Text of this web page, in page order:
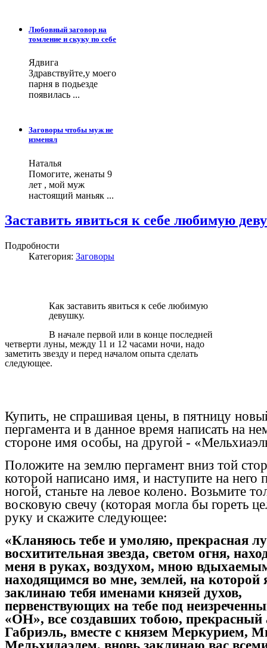
Любовный заговор на
томление и скуку по себе
Ядвига
Здравствуйте,у моего
парня в подьезде
появилась ...
Заговоры чтобы муж не
изменял
Наталья
Помогите, женаты 9
лет , мой муж
настоящий маньяк ...
Заставить явиться к себе любимую
Подробности
Категория: Заговоры
Как заставить явиться к себе любимую
девушку.
В начале первой или в конце последней
четверти луны, между 11 и 12 часами ночи, надо
заметить звезду и перед началом опыта сделать
следующее.
Купить, не спрашивая цены, в пятницу
пергамента и в данное время написать на
стороне имя особы, на другой -
Положите на землю пергамент вниз той
которой написано имя, и наступите на него
ногой, станьте на левое колено. Возьмите
восковую свечу (которая могла бы гореть
руку и скажите следующее:
«Кланяюсь тебе и умоляю, прекрасная
восхитительная звезда, светом огня,
меня в руках, воздухом, мною
находящимся во мне, землей, на которой
заклинаю тебя именами князей духов,
первенствующих на тебе под
«ОН», все создавших тобою, прекрасный
Габриэль, вместе с князем Меркурием,